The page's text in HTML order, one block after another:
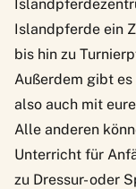
Islandpferde ein
bis hin zu
Außerdem gibt
also auch mit
Alle anderen
Unterricht für
zu Dressur- oder